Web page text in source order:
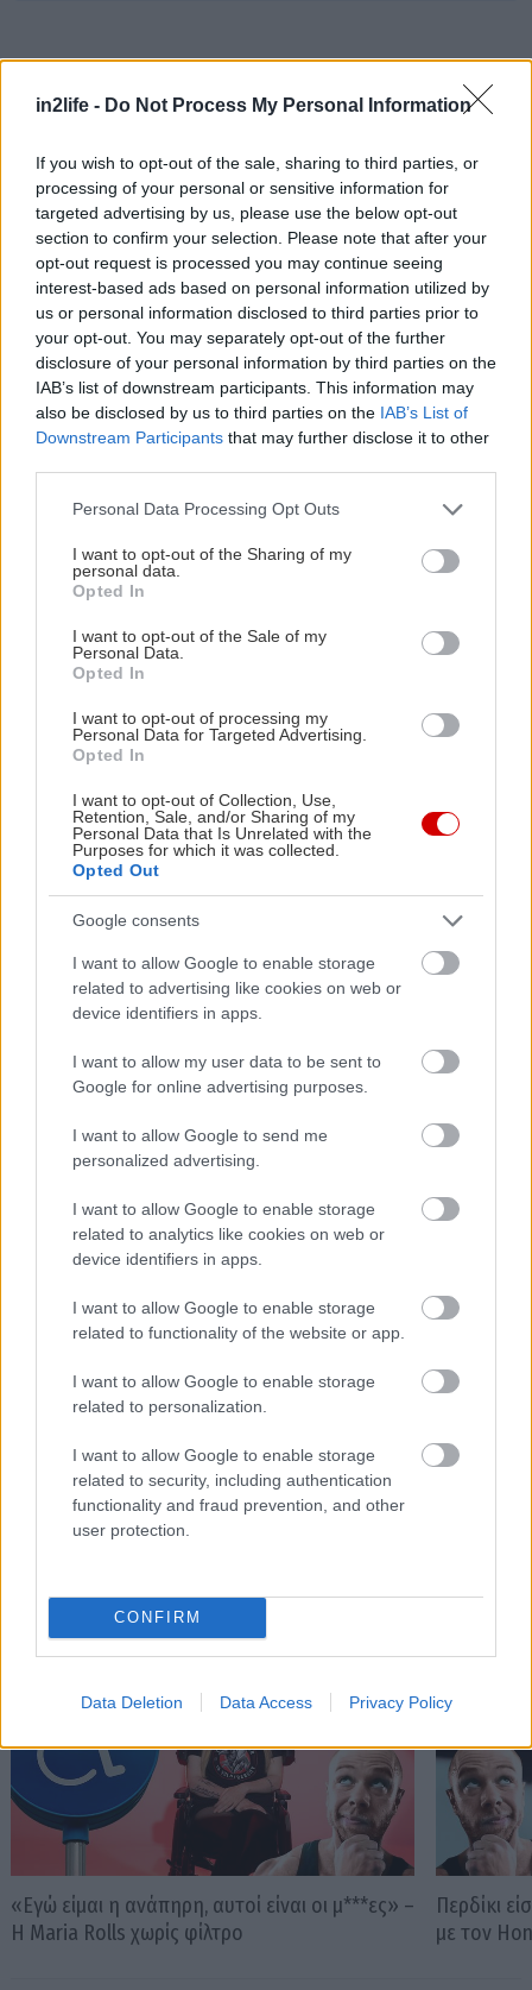
in2life - Do Not Process My Personal Information
If you wish to opt-out of the sale, sharing to third parties, or
processing of your personal or sensitive information for
targeted advertising by us, please use the below opt-out
section to confirm your selection. Please note that after your
opt-out request is processed you may continue seeing
interest-based ads based on personal information utilized by
us or personal information disclosed to third parties prior to
your opt-out. You may separately opt-out of the further
disclosure of your personal information by third parties on the
IAB’s list of downstream participants. This information may
also be disclosed by us to third parties on the IAB’s List of
Downstream Participants that may further disclose it to other
Please note that this website/app uses one or more Google
not limited to your visit or usage behaviour. You may click to
grant or deny consent to Google and its third-party tags to
use your data for below specified purposes in below Google
consent section.
Personal Data Processing Opt Outs
I want to opt-out of the Sharing of my
personal data.
Opted In
I want to opt-out of the Sale of my
Personal Data.
Opted In
I want to opt-out of processing my
Personal Data for Targeted Advertising.
Opted In
I want to opt-out of Collection, Use,
Retention, Sale, and/or Sharing of my
Personal Data that Is Unrelated with the
Purposes for which it was collected.
Opted Out
Google consents
I want to allow Google to enable storage
related to advertising like cookies on web or
device identifiers in apps.
I want to allow my user data to be sent to
Google for online advertising purposes.
I want to allow Google to send me
personalized advertising.
I want to allow Google to enable storage
related to analytics like cookies on web or
device identifiers in apps.
I want to allow Google to enable storage
related to functionality of the website or app.
I want to allow Google to enable storage
related to personalization.
I want to allow Google to enable storage
related to security, including authentication
functionality and fraud prevention, and other
user protection.
CONFIRM
Data Deletion Data Access Privacy Policy
Διαβάστε επίσης
Ο Σπύρος Γραμμένος στην Τεχνόπολη του
σταθερός
«Εγώ είμαι η ανάπηρη, αυτοί είναι οι μ***ες» –
Η Maria Rolls χωρίς φίλτρο
Περδίκι
με τον
Αναζήτηση